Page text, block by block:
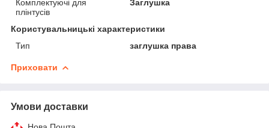
Комплектуючі для
плінтусів
Заглушка
Користувальницькі характеристики
Тип
заглушка права
Приховати
Умови доставки